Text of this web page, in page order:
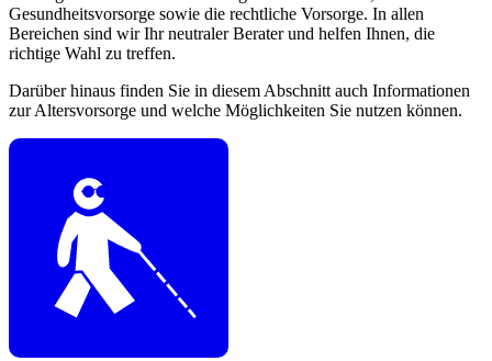
Gesundheitsvorsorge sowie die rechtliche Vorsorge. In allen
Bereichen sind wir Ihr neutraler Berater und helfen Ihnen, die
richtige Wahl zu treffen.
Darüber hinaus finden Sie in diesem Abschnitt auch Informationen
zur Altersvorsorge und welche Möglichkeiten Sie nutzen können.